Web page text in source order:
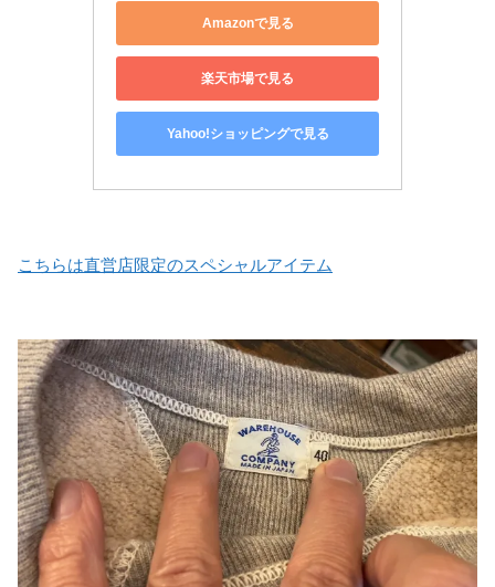
Amazonで見る
楽天市場で見る
Yahoo!ショッピングで見る
こちらは直営店限定のスペシャルアイテム